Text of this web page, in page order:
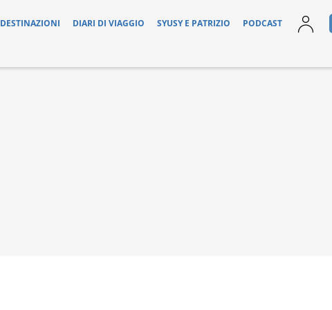
DESTINAZIONI DIARI DI VIAGGIO SYUSY E PATRIZIO PODCAST